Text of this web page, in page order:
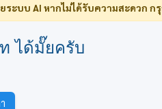
บบ AI หากไม่ได้รับความสะดวก ก
ได้มั๊ยครับ